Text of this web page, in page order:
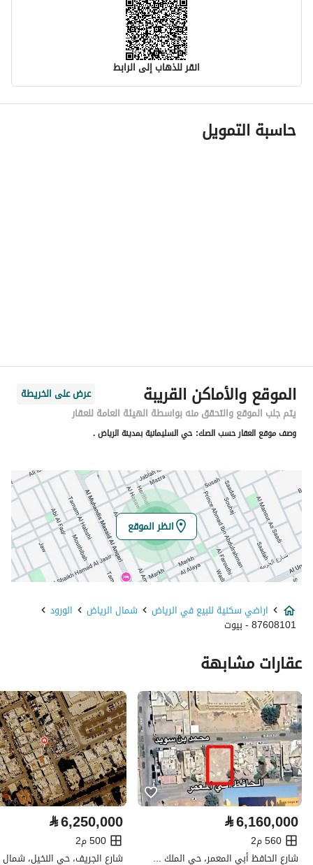
انقر للذهاب إلى الرابط
معلومات مسؤول الإعلان
اسم المسؤول
رقم المبنى
3490
الرقم الاضافي
6855
خط العرض
24.72113982171802
خط الطول
46.68192620855974
تفاصيل العقار
نوع الإعلان
للبيع
استخدام العقار
سكني
السعر
المساحة
446
عدد الغرف
-
خدمات العقار
كهرباء
صرف صحي
نعم
حاسبة التمويل
الموقع والأماكن القريبة
عرض على الخريطة
يتم جلب الموقع والتحقق منه بواسطة الهيئة العامة للعقار
وصف موقع العقار حسب الصك: حي السليمانية بمدينة الرياض .
انظر الموقع
اراضي سكنية للبيع في الرياض شمال الرياض الورود
87608101 - بيوت
عقارات مشابهة
⃁6,160,000
560 م2
شارع الحافظ أبي المعمر، حي الملك سلمان، الرياض
⃁6,250,000
500 م2